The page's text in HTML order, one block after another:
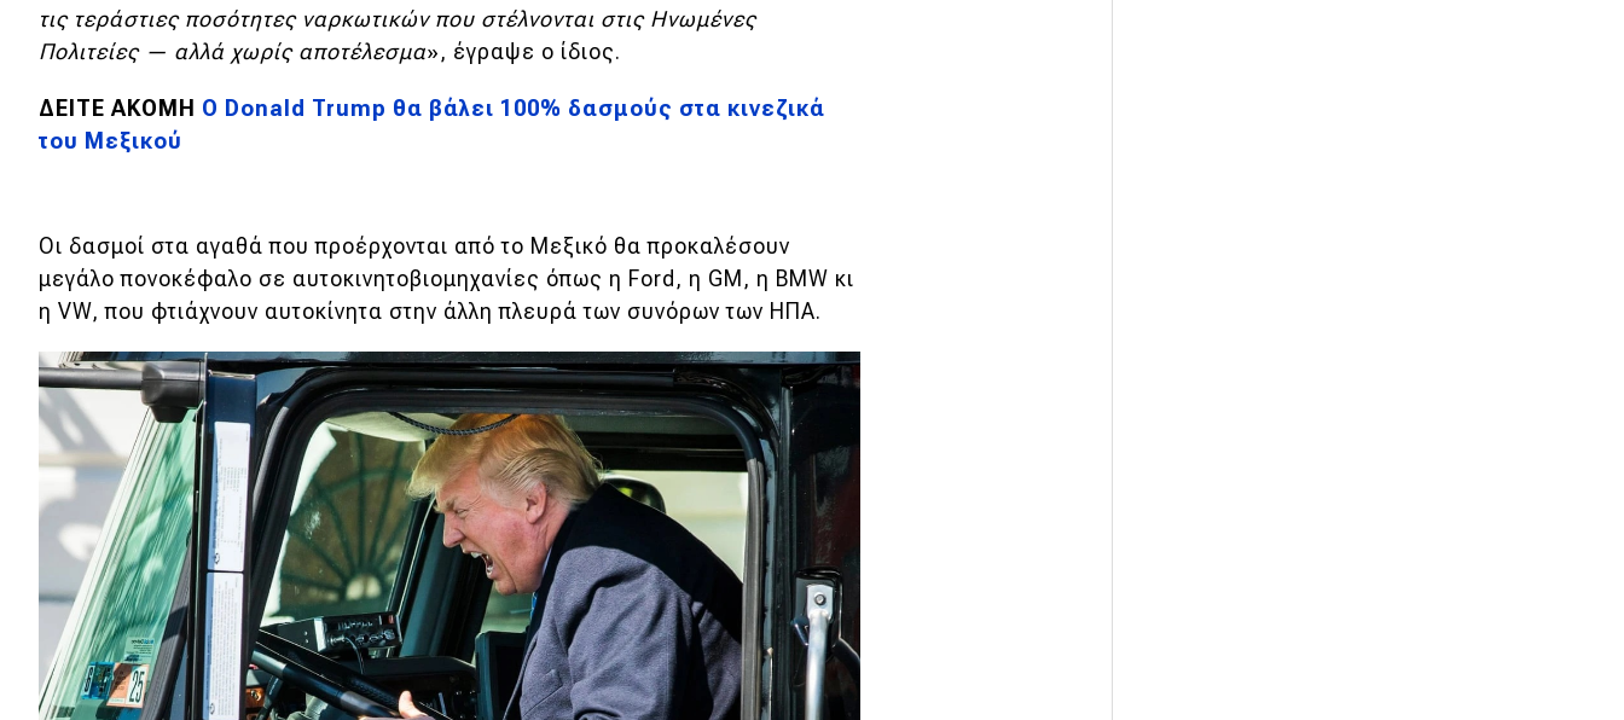
τις τεράστιες ποσότητες ναρκωτικών που στέλνονται στις Ηνωμένες
Πολιτείες — αλλά χωρίς αποτέλεσμα», έγραψε ο ίδιος.
ΔΕΙΤΕ ΑΚΟΜΗ Ο Donald Trump θα βάλει 100% δασμούς στα κινεζικά
του Μεξικού
Οι δασμοί στα αγαθά που προέρχονται από το Μεξικό θα προκαλέσουν
μεγάλο πονοκέφαλο σε αυτοκινητοβιομηχανίες όπως η Ford, η GM, η BMW κι
η VW, που φτιάχνουν αυτοκίνητα στην άλλη πλευρά των συνόρων των ΗΠΑ.